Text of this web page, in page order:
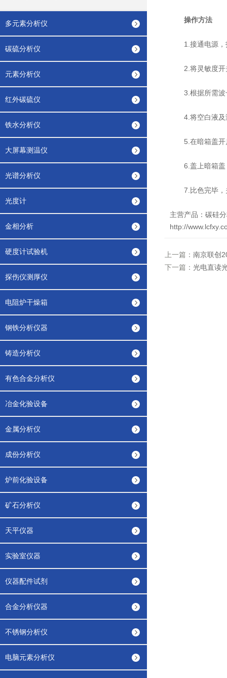
多元素分析仪
碳硫分析仪
元素分析仪
红外碳硫仪
铁水分析仪
大屏幕测温仪
光谱分析仪
光度计
金相分析
硬度计试验机
探伤仪测厚仪
电阻炉干燥箱
钢铁分析仪器
铸造分析仪
有色合金分析仪
冶金化验设备
金属分析仪
成份分析仪
炉前化验设备
矿石分析仪
天平仪器
实验室仪器
仪器配件试剂
合金分析仪器
不锈钢分析仪
电脑元素分析仪
操作方法
1.接通电源，
2.将灵敏度开关
3.根据所需波
4.将空白液及测
5.在暗箱盖开
6.盖上暗箱盖，
7.比色完毕，关
主营产品： 碳硅
http://
上一篇： 南京联创
下一篇： 光电直读